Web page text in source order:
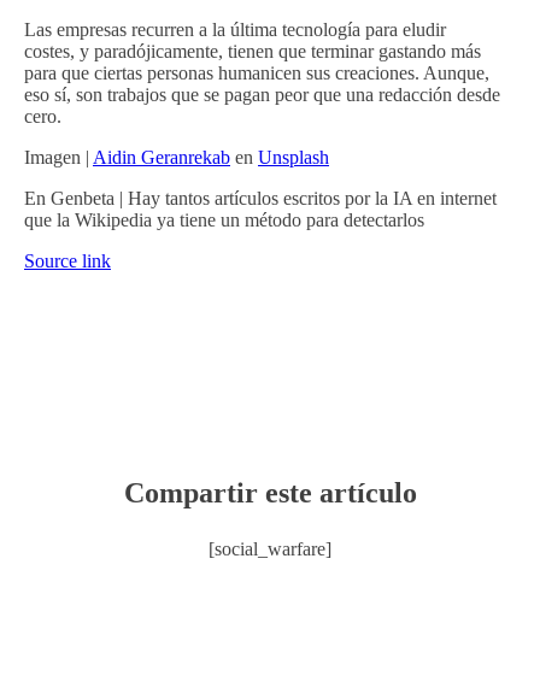
Las empresas recurren a la última tecnología para eludir
costes, y paradójicamente, tienen que terminar gastando más
para que ciertas personas humanicen sus creaciones. Aunque,
eso sí, son trabajos que se pagan peor que una redacción desde
cero.
Imagen | Aidin Geranrekab en Unsplash
En Genbeta | Hay tantos artículos escritos por la IA en internet
que la Wikipedia ya tiene un método para detectarlos
Source link
Compartir este artículo
[social_warfare]